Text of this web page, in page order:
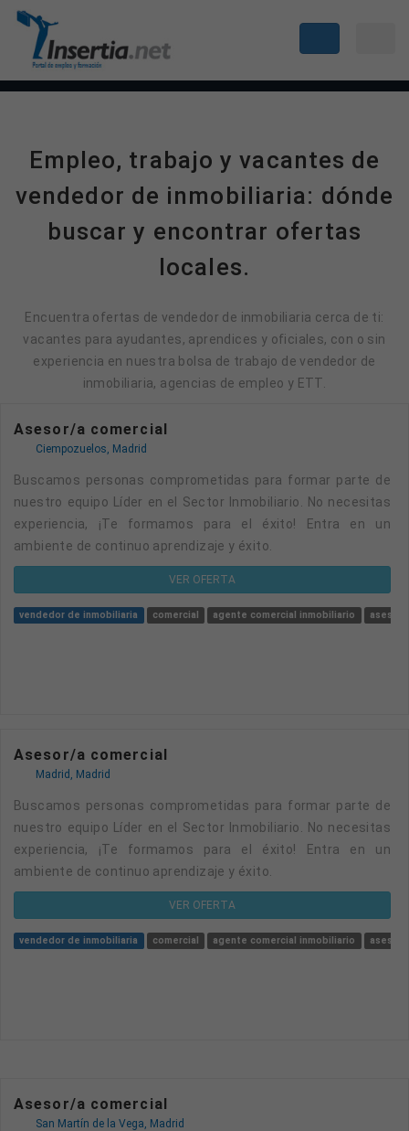
Empleo, trabajo y vacantes de
vendedor de inmobiliaria: dónde
buscar y encontrar ofertas
locales.
Encuentra ofertas de vendedor de inmobiliaria cerca de ti:
vacantes para ayudantes, aprendices y oficiales, con o sin
experiencia en nuestra bolsa de trabajo de vendedor de
inmobiliaria, agencias de empleo y ETT.
Asesor/a comercial
Ciempozuelos, Madrid
Buscamos personas comprometidas para formar parte de
nuestro equipo Líder en el Sector Inmobiliario. No necesitas
experiencia, ¡Te formamos para el éxito! Entra en un
ambiente de continuo aprendizaje y éxito.
VER OFERTA
vendedor de inmobiliaria comercial agente comercial inmobiliario asesor/
Asesor/a comercial
Madrid, Madrid
Buscamos personas comprometidas para formar parte de
nuestro equipo Líder en el Sector Inmobiliario. No necesitas
experiencia, ¡Te formamos para el éxito! Entra en un
ambiente de continuo aprendizaje y éxito.
VER OFERTA
vendedor de inmobiliaria comercial agente comercial inmobiliario asesor/
Asesor/a comercial
San Martín de la Vega, Madrid